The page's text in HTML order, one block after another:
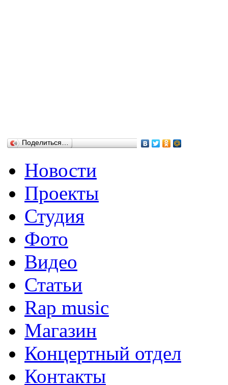
Поделиться…
Новости
Проекты
Студия
Фото
Видео
Статьи
Rap music
Магазин
Концертный отдел
Контакты